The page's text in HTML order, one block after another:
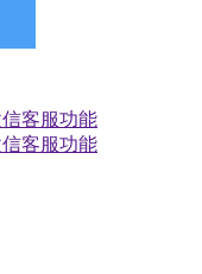
客服功能
客服功能